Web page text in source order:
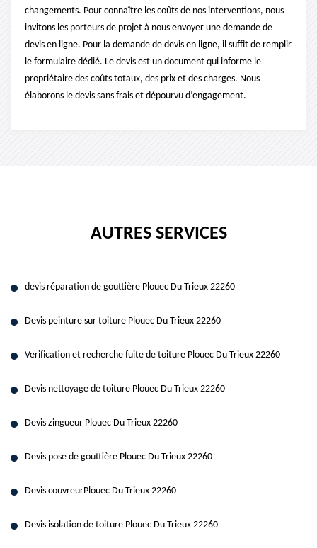
changements. Pour connaître les coûts de nos interventions, nous
invitons les porteurs de projet à nous envoyer une demande de
devis en ligne. Pour la demande de devis en ligne, il suffit de remplir
le formulaire dédié. Le devis est un document qui informe le
propriétaire des coûts totaux, des prix et des charges. Nous
élaborons le devis sans frais et dépourvu d’engagement.
AUTRES SERVICES
devis réparation de gouttière Plouec Du Trieux 22260
Devis peinture sur toiture Plouec Du Trieux 22260
Verification et recherche fuite de toiture Plouec Du Trieux 22260
Devis nettoyage de toiture Plouec Du Trieux 22260
Devis zingueur Plouec Du Trieux 22260
Devis pose de gouttière Plouec Du Trieux 22260
Devis couvreurPlouec Du Trieux 22260
Devis isolation de toiture Plouec Du Trieux 22260